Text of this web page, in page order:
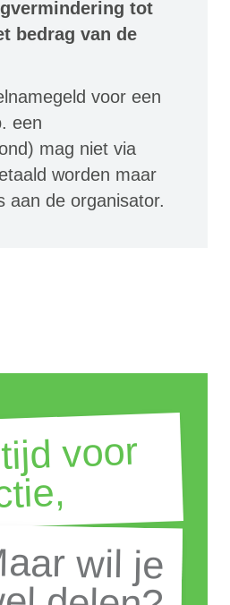
tot
bedrag van de
voor een
een
mag niet via
worden maar
aan de organisator.
voor
wil je
wil je